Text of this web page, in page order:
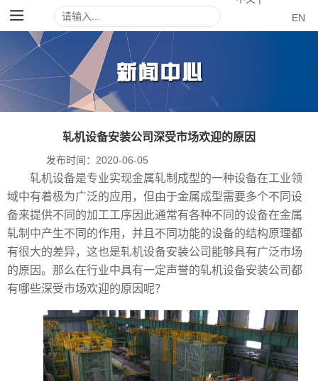
EN
轧机设备安装公司深受市场欢迎的原因
发布时间： 2020-06-05
轧机设备是专业实现金属轧制成型的一种设备在工业领
域中有着极为广泛的应用，但由于金属成型需要多个不同设
备来提供不同的加工工序因此通常有各种不同的设备在金属
轧制中产生不同的作用，并且不同功能的设备的结构原理都
有很大的差异，这也是轧机设备安装公司能够具有广泛市场
的原因。那么在行业中具有一定声誉的轧机设备安装公司都
有哪些深受市场欢迎的原因呢？